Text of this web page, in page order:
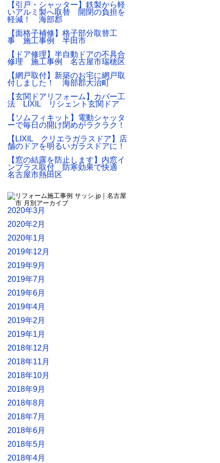
【引戸・シャッター】鉄製から軽
いアルミ製へ取替 開閉の負担を
軽減！ 海部郡
【面格子補修】格子部分取替工
事 施工事例 半田市
【ドア修理】半自動ドアの不具合
修理 施工事例 名古屋市瑞穂区
【網戸取付】新築のお宅に網戸取
付しました！ 海部郡大治町
【玄関ドアリフォーム】カバー工
法 LIXIL リシェント玄関ドア
【ソムフィキット】電動シャッタ
ーで毎日の開け閉めがラクラク！
【LIXIL クリエラガラスドア】店
舗のドアを明るいガラスドアに！
【窓の結露を防止します】内窓イ
ンプラス取付 防寒効果で快適
名古屋市熱田区
2020年3月
2020年2月
2020年1月
2019年12月
2019年9月
2019年7月
2019年6月
2019年4月
2019年2月
2019年1月
2018年12月
2018年11月
2018年10月
2018年9月
2018年8月
2018年7月
2018年6月
2018年5月
2018年4月